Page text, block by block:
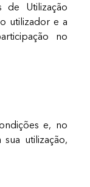
de Utilização
utilizador e a
no
e, no
utilização,